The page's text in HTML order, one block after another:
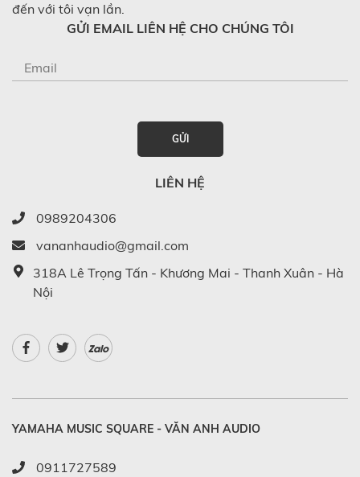
đến với tôi vạn lần.
GỬI EMAIL LIÊN HỆ CHO CHÚNG TÔI
GỬI
LIÊN HỆ
0989204306
vananhaudio@gmail.com
318A Lê Trọng Tấn - Khương Mai - Thanh Xuân - Hà
Nội
Zalo
YAMAHA MUSIC SQUARE - VĂN ANH AUDIO
0911727589